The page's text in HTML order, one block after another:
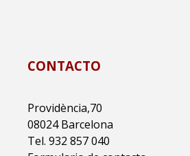
CONTACTO
Providència,70
08024 Barcelona
Tel. 932 857 040